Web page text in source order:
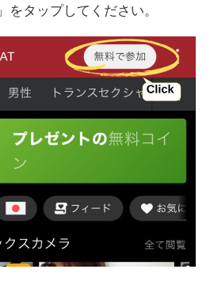
」をタップしてください。